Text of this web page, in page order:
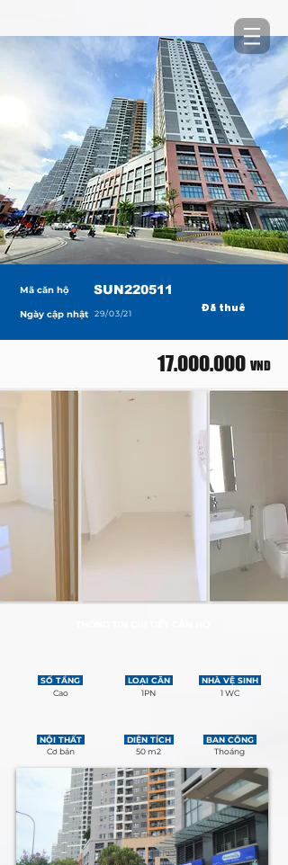
Mã căn hộ
Ngày cập nhật
SUN220511
29/03/21 Đã thuê
VND
17.000.000
SỐ TẦNG
Cao
LOẠI CĂN
1PN
NHÀ VỆ SINH
1 WC
NỘI THẤT
Cơ bản
DIỆN TÍCH
50 m2
BAN CÔNG
Thoáng